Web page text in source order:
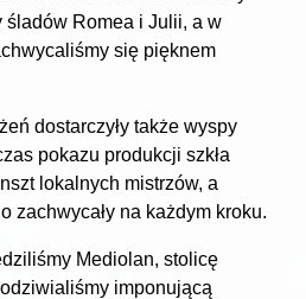
śladów Romea i Julii, a w
się pięknem
dostarczyły także wyspy
pokazu produkcji szkła
lokalnych mistrzów, a
zachwycały na każdym kroku.
Mediolan, stolicę
imponującą